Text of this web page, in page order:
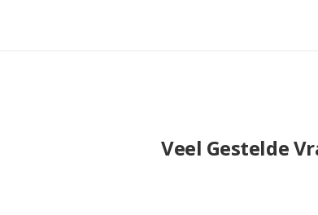
Veel Gestelde